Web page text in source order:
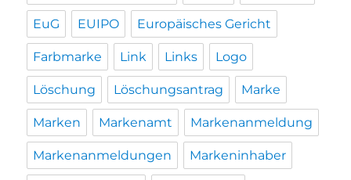
EuG EUIPO Europäisches Gericht
Farbmarke Link Links Logo
Löschung Löschungsantrag Marke
Marken Markenamt Markenanmeldung
Markenanmeldungen Markeninhaber